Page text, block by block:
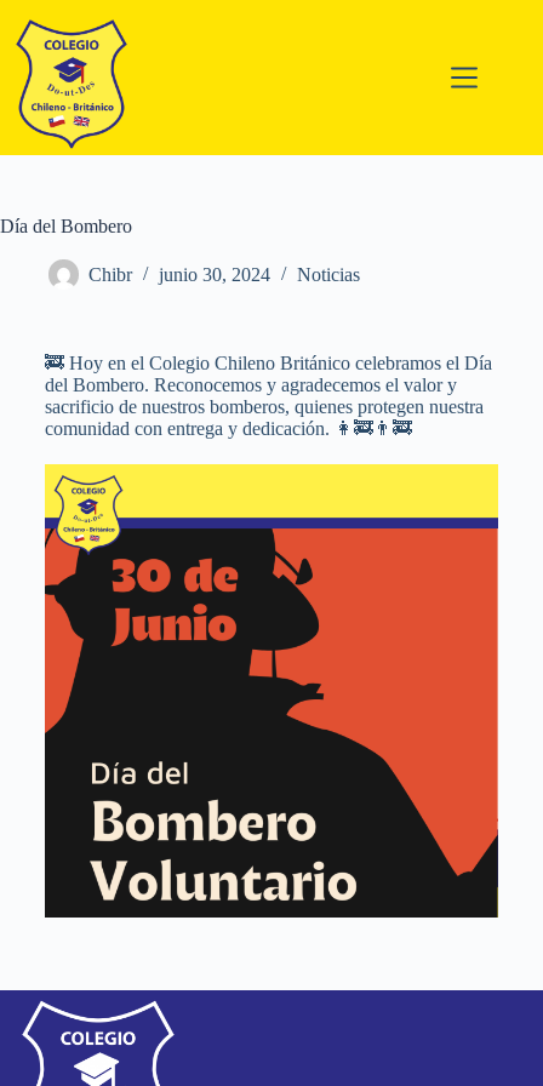
Día del Bombero
Chibr junio 30, 2024 Noticias
🚒 Hoy en el Colegio Chileno Británico celebramos el Día
del Bombero. Reconocemos y agradecemos el valor y
sacrificio de nuestros bomberos, quienes protegen nuestra
comunidad con entrega y dedicación. 👩‍🚒👨‍🚒